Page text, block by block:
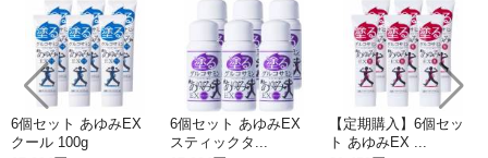
6個セット あゆみEX
クール 100g
6個セット あゆみEX
スティックタ...
【定期購入】6個セッ
ト あゆみEX ...